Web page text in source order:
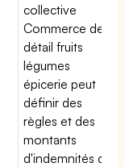
collective
Commerce de
détail fruits
légumes
épicerie peut
définir des
règles et des
montants
d'indemnités de